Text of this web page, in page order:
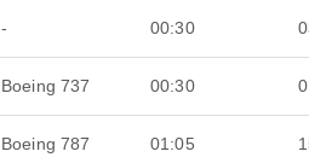
- 00:30
Boeing 737 00:30
Boeing 787 01:05